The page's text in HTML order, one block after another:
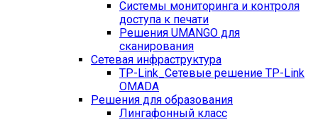
Системы мониторинга и контроля
доступа к печати
Решения UMANGO для
сканирования
Сетевая инфраструктура
TP-Link_ Сетевые решение TP-Link
OMADA
Решения для образования
Лингафонный класс